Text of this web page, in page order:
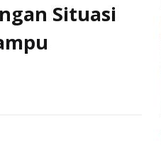
Situasi